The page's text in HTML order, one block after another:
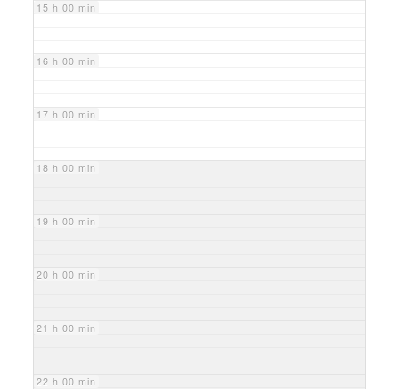
15 h 00 min
16 h 00 min
17 h 00 min
18 h 00 min
19 h 00 min
20 h 00 min
21 h 00 min
22 h 00 min